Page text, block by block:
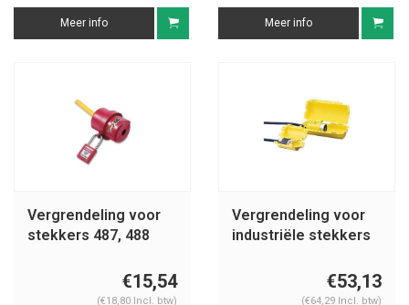
Meer info Meer info
Vergrendeling voor
stekkers 487, 488
€15,54
(€18,80 Incl. btw)
Vergrendeling voor
industriële stekkers
€53,13
(€64,29 Incl. btw)